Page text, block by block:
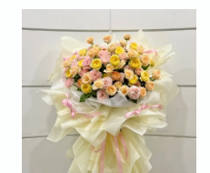
せ下さい!
※写真はイメージです
仕入れ状況により花材は変動い
たしますので
何卒ご了承ください。